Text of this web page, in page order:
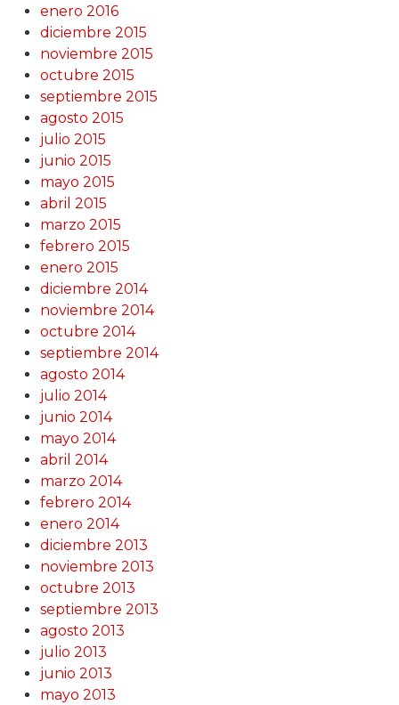
enero 2016
diciembre 2015
noviembre 2015
octubre 2015
septiembre 2015
agosto 2015
julio 2015
junio 2015
mayo 2015
abril 2015
marzo 2015
febrero 2015
enero 2015
diciembre 2014
noviembre 2014
octubre 2014
septiembre 2014
agosto 2014
julio 2014
junio 2014
mayo 2014
abril 2014
marzo 2014
febrero 2014
enero 2014
diciembre 2013
noviembre 2013
octubre 2013
septiembre 2013
agosto 2013
julio 2013
junio 2013
mayo 2013